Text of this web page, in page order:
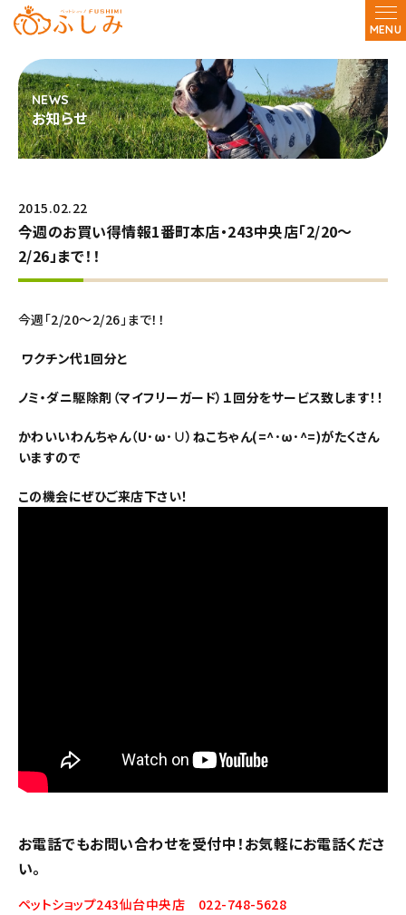
MENU
お知らせ
2015.02.22
今週のお買い得情報1番町本店・243中央店「2/20～
2/26」まで！！
今週「2/20～2/26」まで！！
ワクチン代1回分と
ノミ・ダニ駆除剤（マイフリーガード）１回分をサービス致します！！
かわいいわんちゃん（U･ω･∪）ねこちゃん(=^･ω･^=)がたくさん
いますので
この機会にぜひご来店下さい！
お電話でもお問い合わせを受付中！お気軽にお電話くださ
い。
ペットショップ243仙台中央店 022-748-5628